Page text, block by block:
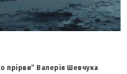
прірви” Валерія Шевчука